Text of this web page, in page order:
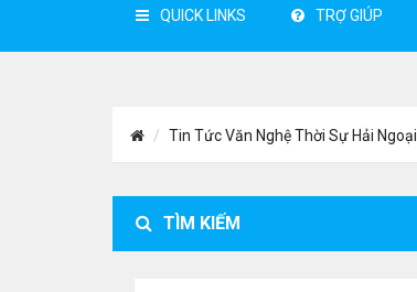
QUICK LINKS TRỢ GIÚP
Tin Tức Văn Nghệ Thời Sự Hải Ngoại
TÌM KIẾM